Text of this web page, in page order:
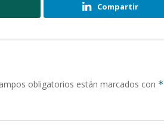
Compartir
obligatorios están marcados con *